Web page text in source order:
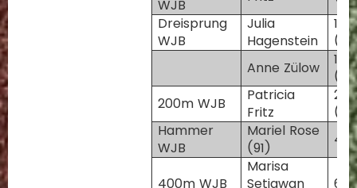
WJB
Dreisprung
WJB
Julia
Hagenstein
(-
Anne Zülow
(-
200m WJB
Patricia
Fritz
Hammer
WJB
Mariel Rose
(91)
400m WJB
Marisa
Setiawan